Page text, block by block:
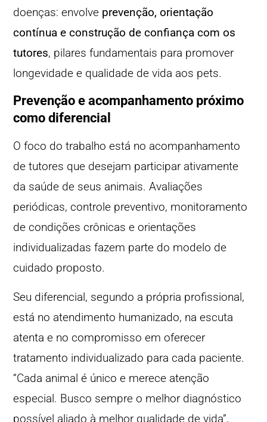
doenças: envolve prevenção, orientação
contínua e construção de confiança com os
tutores, pilares fundamentais para promover
longevidade e qualidade de vida aos pets.
Prevenção e acompanhamento próximo
como diferencial
O foco do trabalho está no acompanhamento
de tutores que desejam participar ativamente
da saúde de seus animais. Avaliações
periódicas, controle preventivo, monitoramento
de condições crônicas e orientações
individualizadas fazem parte do modelo de
cuidado proposto.
Seu diferencial, segundo a própria profissional,
está no atendimento humanizado, na escuta
atenta e no compromisso em oferecer
tratamento individualizado para cada paciente.
“Cada animal é único e merece atenção
especial. Busco sempre o melhor diagnóstico
possível aliado à melhor qualidade de vida”,